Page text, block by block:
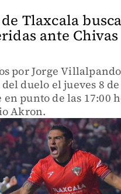
Tlaxcala busca
ante Chivas
por Jorge
duelo el jueves 8 de
punto de las 17:00
Akron.